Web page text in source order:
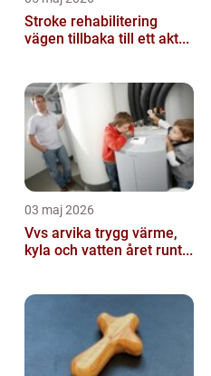
Stroke rehabilitering
vägen tillbaka till ett akt...
03 maj 2026
Vvs arvika trygg värme,
kyla och vatten året runt...